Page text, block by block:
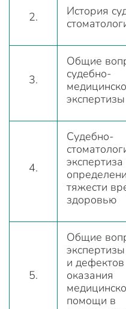
2.
История
3.
Общие
судебно-
экспертизы
4.
Судебно-
тяжести
здоровью
5.
Общие
и дефектов
оказания
помощи в